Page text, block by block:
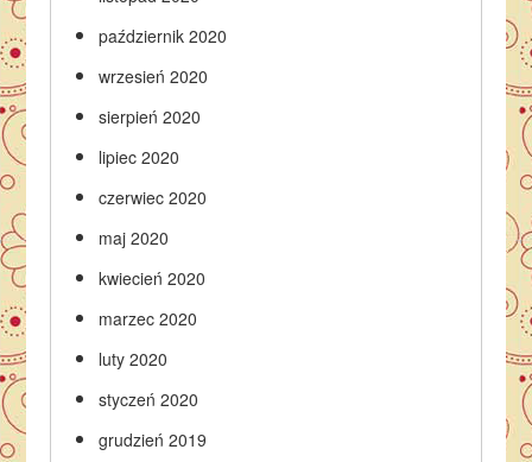
październik 2020
wrzesień 2020
sierpień 2020
lipiec 2020
czerwiec 2020
maj 2020
kwiecień 2020
marzec 2020
luty 2020
styczeń 2020
grudzień 2019